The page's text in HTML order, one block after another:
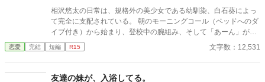
相沢悠太の日常は、規格外の美少女である幼馴染、白石葵によっ
て完全に支配されている。 朝のモーニングコール（ベッドへのダ
イブ付き）から始まり、登校中の腕組み、そして「あーん」が義
務付けられた手作り弁当。誰もが羨むラブラブっぷりだが、悠太
はこれを「家族愛」だと頑なに誤解（無視）している。 「ゆーた
の一途。周囲の冷やかしや、葵を狙う男子生徒のプレッシャーが
恋愛 完結 短編 R15 文字数：12,531
友達の妹が、入浴してる。